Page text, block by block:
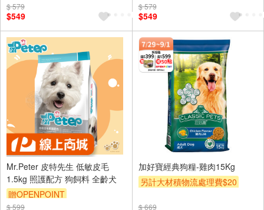
贈$200
$ 579
$549
贈$200
$ 579
$549
Mr.Peter 皮特先生 低敏皮毛
1.5kg 照護配方 狗飼料 全齡犬
贈OPENPOINT
$ 599
加好寶經典狗糧-雞肉15Kg
另計大材積物流處理費$20
$ 669